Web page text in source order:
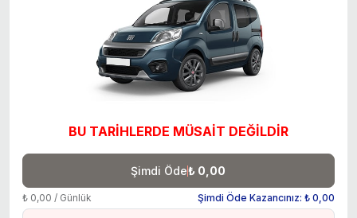
BU TARİHLERDE MÜSAİT DEĞİLDİR
Şimdi Öde₺ 0,00
₺ 0,00 / Günlük Şimdi Öde Kazancınız: ₺ 0,00